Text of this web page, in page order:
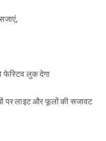
फेस्टिव लुक देगा
पर लाइट और फूलों की सजावट